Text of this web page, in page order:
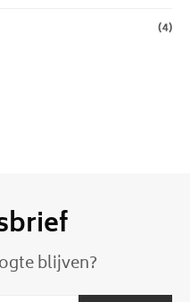
(4)
blijven?